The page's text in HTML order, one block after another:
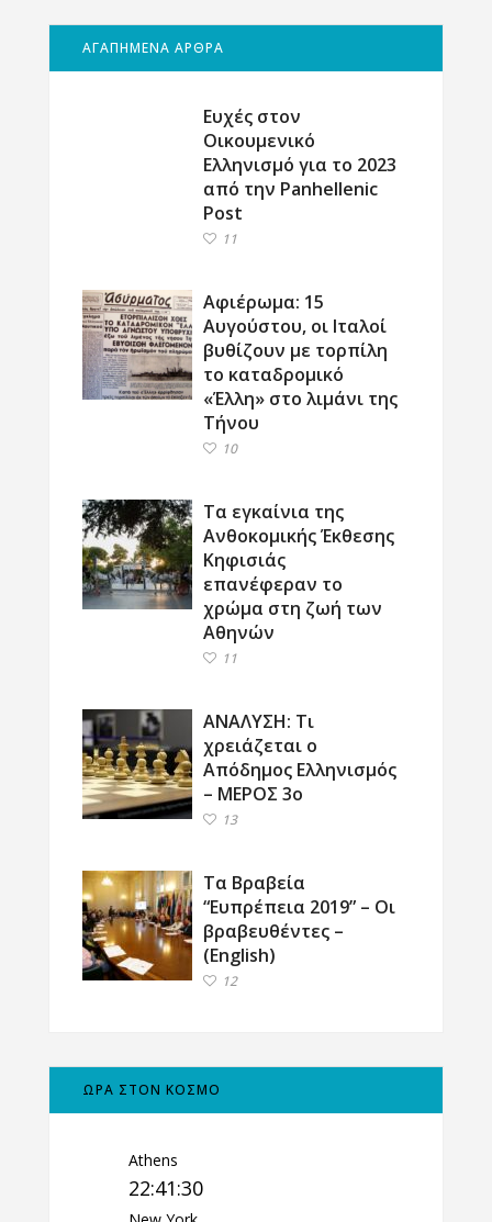
ΑΓΑΠΗΜΕΝΑ ΑΡΘΡΑ
Ευχές στον
Οικουμενικό
Ελληνισμό για το 2023
από την Panhellenic
Post
11
Αφιέρωμα: 15
Αυγούστου, οι Ιταλοί
βυθίζουν με τορπίλη
το καταδρομικό
«Έλλη» στο λιμάνι της
Τήνου
10
Τα εγκαίνια της
Ανθοκομικής Έκθεσης
Κηφισιάς
επανέφεραν το
χρώμα στη ζωή των
Αθηνών
11
ΑΝΑΛΥΣΗ: Τι
χρειάζεται ο
Απόδημος Ελληνισμός
– ΜΕΡΟΣ 3ο
13
Τα Βραβεία
“Ευπρέπεια 2019” – Οι
βραβευθέντες –
(English)
12
ΩΡΑ ΣΤΟΝ ΚΟΣΜΟ
Athens
22:41:30